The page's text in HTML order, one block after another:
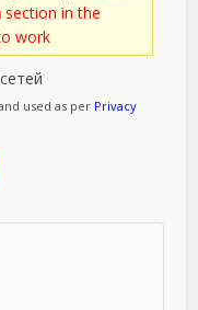
section in the
work
used as per Privacy